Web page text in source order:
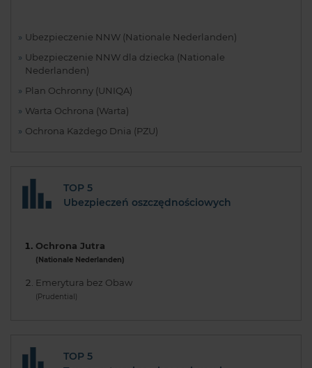
Ubezpieczenie NNW (Nationale Nederlanden)
Ubezpieczenie NNW dla dziecka (Nationale
Nederlanden)
Plan Ochronny (UNIQA)
Warta Ochrona (Warta)
Ochrona Każdego Dnia (PZU)
TOP 5
Ubezpieczeń oszczędnościowych
Ochrona Jutra
(Nationale Nederlanden)
Emerytura bez Obaw
(Prudential)
TOP 5